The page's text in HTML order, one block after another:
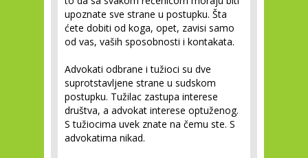
upoznate sve strane u postupku. Šta
ćete dobiti od koga, opet, zavisi samo
od vas, vaših sposobnosti i kontakata.
Advokati odbrane i tužioci su dve
suprotstavljene strane u sudskom
postupku. Tužilac zastupa interese
društva, a advokat interese optuženog.
S tužiocima uvek znate na čemu ste. S
advokatima nikad.